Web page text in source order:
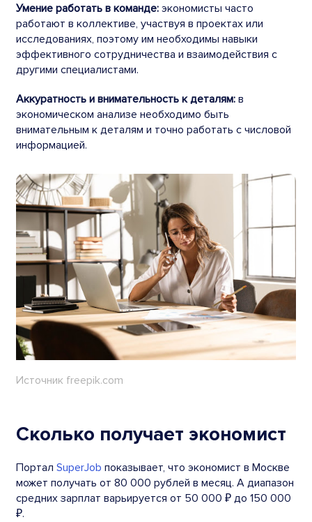
Умение работать в команде: экономисты часто
работают в коллективе, участвуя в проектах или
исследованиях, поэтому им необходимы навыки
эффективного сотрудничества и взаимодействия с
другими специалистами.
Аккуратность и внимательность к деталям: в
экономическом анализе необходимо быть
внимательным к деталям и точно работать с числовой
информацией.
Источник freepik.com
Сколько получает экономист
Портал SuperJob показывает, что экономист в Москве
может получать от 80 000 рублей в месяц. А диапазон
средних зарплат варьируется от 50 000 ₽ до 150 000
₽.